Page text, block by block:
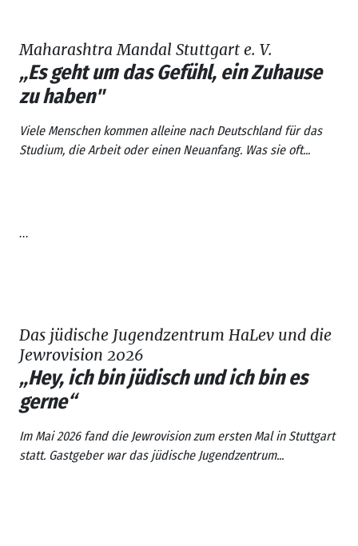
Maharashtra Mandal Stuttgart e. V.
„Es geht um das Gefühl, ein Zuhause
zu haben"
Viele Menschen kommen alleine nach Deutschland für das
Studium, die Arbeit oder einen Neuanfang. Was sie oft...
...
Das jüdische Jugendzentrum HaLev und die
Jewrovision 2026
„Hey, ich bin jüdisch und ich bin es
gerne“
Im Mai 2026 fand die Jewrovisionzum ersten Mal in Stuttgart
statt. Gastgeber war das jüdische Jugendzentrum...